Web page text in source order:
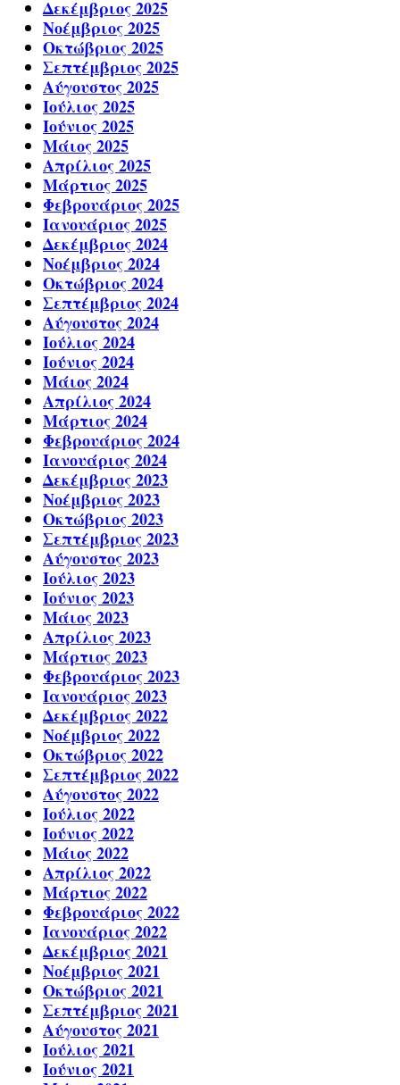
Δεκέμβριος 2025
Νοέμβριος 2025
Οκτώβριος 2025
Σεπτέμβριος 2025
Αύγουστος 2025
Ιούλιος 2025
Ιούνιος 2025
Μάιος 2025
Απρίλιος 2025
Μάρτιος 2025
Φεβρουάριος 2025
Ιανουάριος 2025
Δεκέμβριος 2024
Νοέμβριος 2024
Οκτώβριος 2024
Σεπτέμβριος 2024
Αύγουστος 2024
Ιούλιος 2024
Ιούνιος 2024
Μάιος 2024
Απρίλιος 2024
Μάρτιος 2024
Φεβρουάριος 2024
Ιανουάριος 2024
Δεκέμβριος 2023
Νοέμβριος 2023
Οκτώβριος 2023
Σεπτέμβριος 2023
Αύγουστος 2023
Ιούλιος 2023
Ιούνιος 2023
Μάιος 2023
Απρίλιος 2023
Μάρτιος 2023
Φεβρουάριος 2023
Ιανουάριος 2023
Δεκέμβριος 2022
Νοέμβριος 2022
Οκτώβριος 2022
Σεπτέμβριος 2022
Αύγουστος 2022
Ιούλιος 2022
Ιούνιος 2022
Μάιος 2022
Απρίλιος 2022
Μάρτιος 2022
Φεβρουάριος 2022
Ιανουάριος 2022
Δεκέμβριος 2021
Νοέμβριος 2021
Οκτώβριος 2021
Σεπτέμβριος 2021
Αύγουστος 2021
Ιούλιος 2021
Ιούνιος 2021